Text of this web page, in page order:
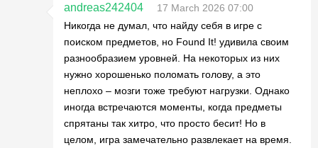
andreas242404
17 March 2026 07:00
Никогда не думал, что найду себя в игре с
поиском предметов, но Found It! удивила своим
разнообразием уровней. На некоторых из них
нужно хорошенько поломать голову, а это
неплохо – мозги тоже требуют нагрузки. Однако
иногда встречаются моменты, когда предметы
спрятаны так хитро, что просто бесит! Но в
целом, игра замечательно развлекает на время.